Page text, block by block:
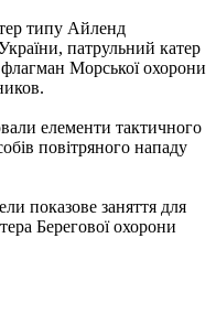
типу Айленд
патрульний катер
Морської охорони
елементи тактичного
повітряного нападу
показове заняття для
Берегової охорони